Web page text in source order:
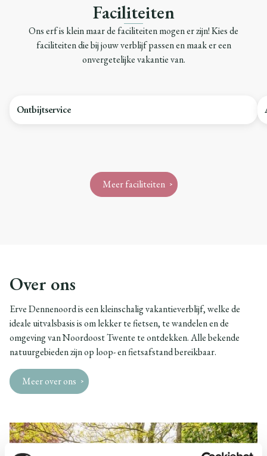
Faciliteiten
Ons erf is klein maar de faciliteiten mogen er zijn! Kies de
faciliteiten die bij jouw verblijf passen en maak er een
onvergetelijke vakantie van.
Ontbijtservice
Meer faciliteiten
Over ons
Erve Dennenoord is een kleinschalig vakantieverblijf, welke de
ideale uitvalsbasis is om lekker te fietsen, te wandelen en de
omgeving van Noordoost Twente te ontdekken. Alle bekende
natuurgebieden zijn op loop- en fietsafstand bereikbaar.
Meer over ons